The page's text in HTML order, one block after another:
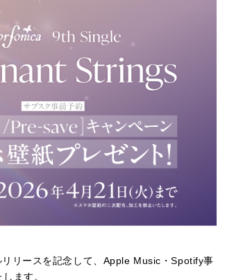
リリースを記念して、Apple Music・Spotify事
ます。